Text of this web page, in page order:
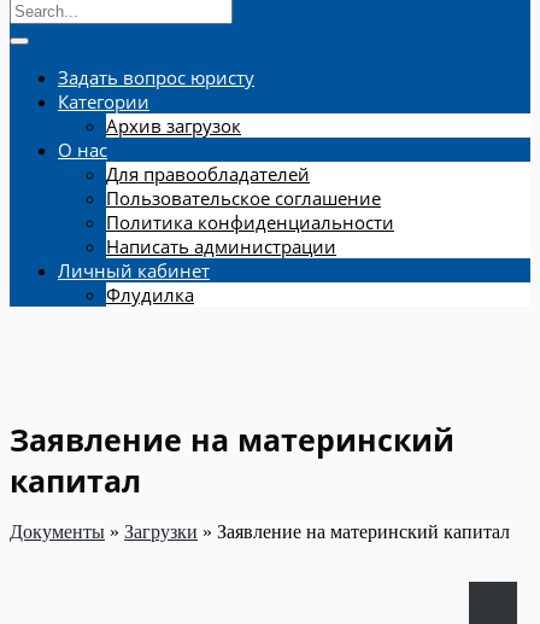
Задать вопрос юристу
Категории
Архив загрузок
О нас
Для правообладателей
Пользовательское соглашение
Политика конфиденциальности
Написать администрации
Личный кабинет
Флудилка
Заявление на материнский
капитал
Документы » Загрузки » Заявление на материнский капитал